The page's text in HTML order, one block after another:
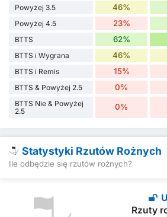
Powyżej 3.5 46%
Powyżej 4.5 23%
BTTS 62%
BTTS i Wygrana 46%
BTTS i Remis 15%
BTTS & Powyżej 2.5 0%
BTTS Nie & Powyżej
2.5
0%
Statystyki Rzutów Rożnych
Ile odbędzie się rzutów rożnych?
Rzuty